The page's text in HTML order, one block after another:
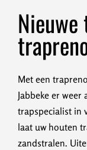
Met een
Jabbeke er
trapspecialist in
laat uw houten
zandstralen.